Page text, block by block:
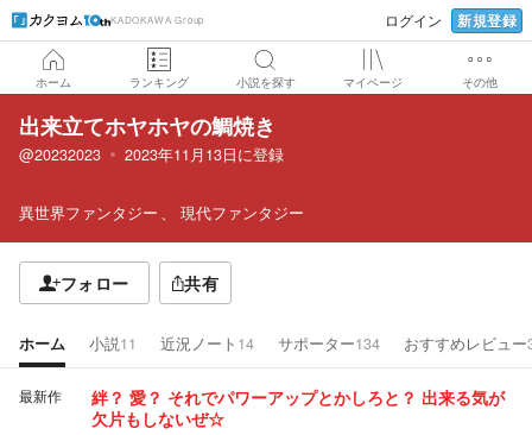
KADOKAWA Group ログイン 新規登録
ホーム ランキング 小説を探す マイページ その他
出来立てホヤホヤの鯛焼き
@20232023 2023年11月13日に登録
異世界ファンタジー 現代ファンタジー
フォロー 共有
ホーム 小説11 近況ノート 14 サポーター134 おすすめレビュー
最新作
絆？ 愛？ それでパワーアップとかしろと？ 出来る気が
欠片もしないぜ☆